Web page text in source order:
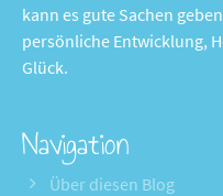
kann es gute Sachen
persönliche Entwicklung,
Glück.
Navigation
Über diesen Blog